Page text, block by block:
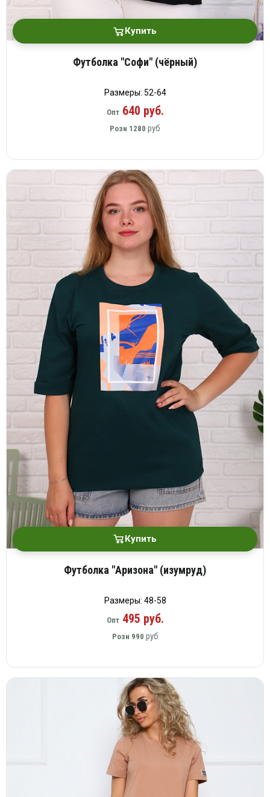
Купить
Футболка "Софи" (чёрный)
Размеры: 52-64
Опт640 руб.
Розн 1280 руб
Купить
Футболка "Аризона" (изумруд)
Размеры: 48-58
Опт495 руб.
Розн 990 руб